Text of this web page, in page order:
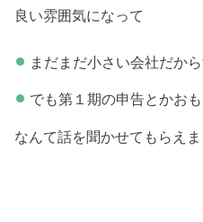
良い雰囲気になって
まだまだ小さい会社だか
でも第１期の申告とかお
なんて話を聞かせてもらえま